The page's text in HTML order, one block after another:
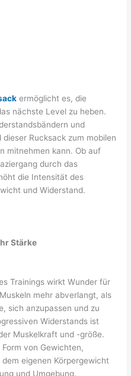
ermöglicht es, die
nächste Level zu heben.
und
Rucksack zum mobilen
mitnehmen kann. Ob auf
durch das
die Intensität des
und Widerstand.
Stärke
Trainings wirkt Wunder für
mehr abverlangt, als
sich anzupassen und zu
Widerstands ist
Muskelkraft und -größe.
von Gewichten,
eigenen Körpergewicht
und Umgebung.